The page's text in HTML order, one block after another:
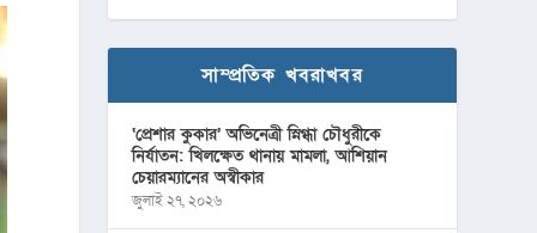
সাম্প্রতিক খবরাখবর
‘প্রেশার কুকার’ অভিনেত্রী স্নিগ্ধা চৌধুরীকে
নির্যাতন: খিলক্ষেত থানায় মামলা, আশিয়ান
চেয়ারম্যানের অস্বীকার
জুলাই ২৭, ২০২৬